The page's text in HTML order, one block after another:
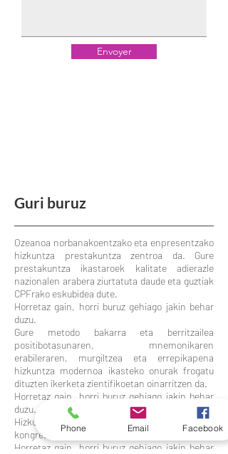
Envoyer
Guri buruz
Ozeanoa norbanakoentzako eta enpresentzako
hizkuntza prestakuntza zentroa da. Gure
prestakuntza ikastaroek kalitate adierazle
nazionalen arabera ziurtatuta daude eta guztiak
CPFrako eskubidea dute.
Horretaz gain, horri buruz gehiago jakin behar
duzu.
Gure metodo bakarra eta berritzailea
positibotasunaren, mnemonikaren
erabileraren, murgiltzea eta errepikapena
hizkuntza modernoa ikasteko onurak frogatu
dituzten ikerketa zientifikoetan oinarritzen da.
Horretaz gain, horri buruz gehiago jakin behar
duzu.
Hizkuntzalariak eta itzulpen espezializatuan eta
kongresuen interpretazioan adituak gara.
Horretaz gain, horri buruz gehiago jakin behar
Phone Email Facebook